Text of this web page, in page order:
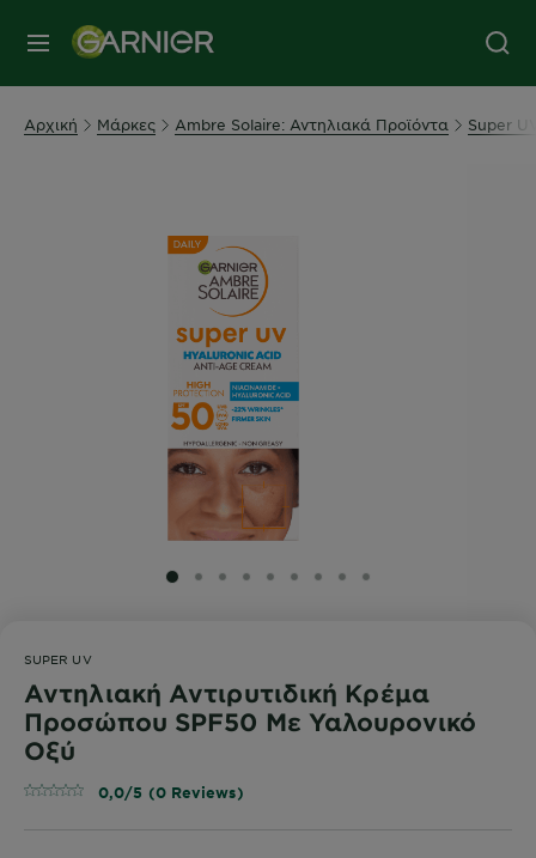
MENU
Αρχική Μάρκες Ambre Solaire: Αντηλιακά Προϊόντα Super
SLIDE 1
SLIDE 2
SLIDE 3
SLIDE 4
SLIDE 5
SLIDE 6
SLIDE 7
SLIDE 8
SLIDE 9
SUPER UV
Αντηλιακή Αντιρυτιδική Κρέμα
Προσώπου SPF50 Με Υαλουρονικό
Οξύ
0,0/5 (0 Reviews)